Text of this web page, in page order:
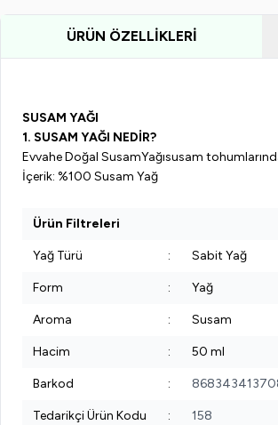
ÜRÜN ÖZELLIKLERI
SUSAM YAĞI
1. SUSAM YAĞI NEDİR?
EvvaheDoğal SusamYağısusam
İçerik: %100 Susam Yağ
Ürün Filtreleri
Yağ Türü : Sabit Yağ
Form : Yağ
Aroma : Susam
Hacim : 50 ml
Barkod :
Tedarikçi Ürün Kodu : 158